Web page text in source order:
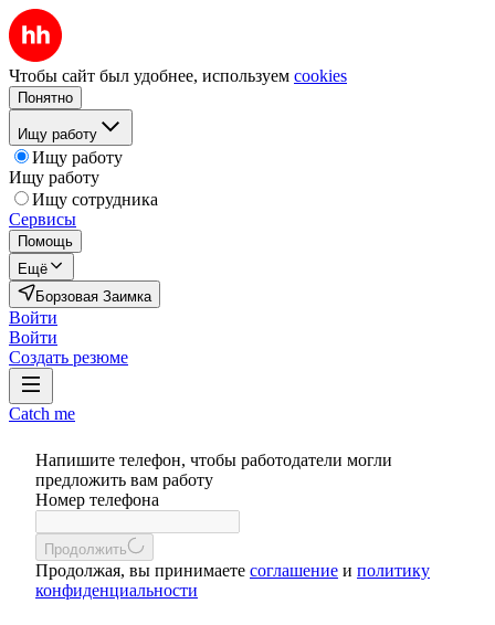
Чтобы сайт был удобнее, используем cookies
Понятно
Ищу работу
Ищу работу
Ищу работу
Ищу сотрудника
Сервисы
Помощь
Ещё
Борзовая Заимка
Войти
Войти
Создать резюме
Catch me
Напишите телефон, чтобы работодатели могли
предложить вам работу
Номер телефона
Продолжить
Продолжая, вы принимаете соглашение и политику
конфиденциальности